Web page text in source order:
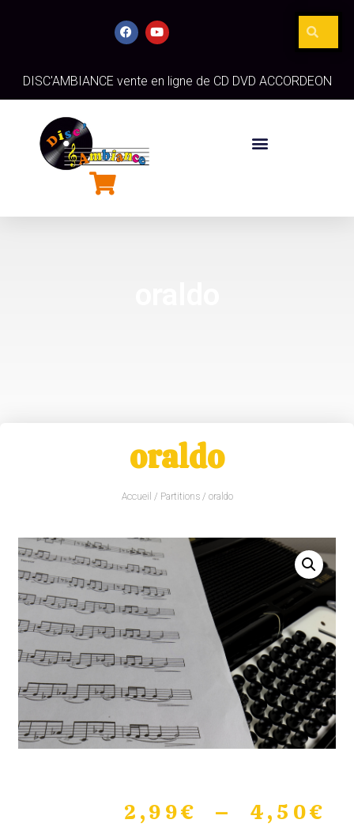
DISC'AMBIANCE vente en ligne de CD DVD ACCORDEON
oraldo
Accueil / Partitions/ oraldo
2,99€ – 4,50€